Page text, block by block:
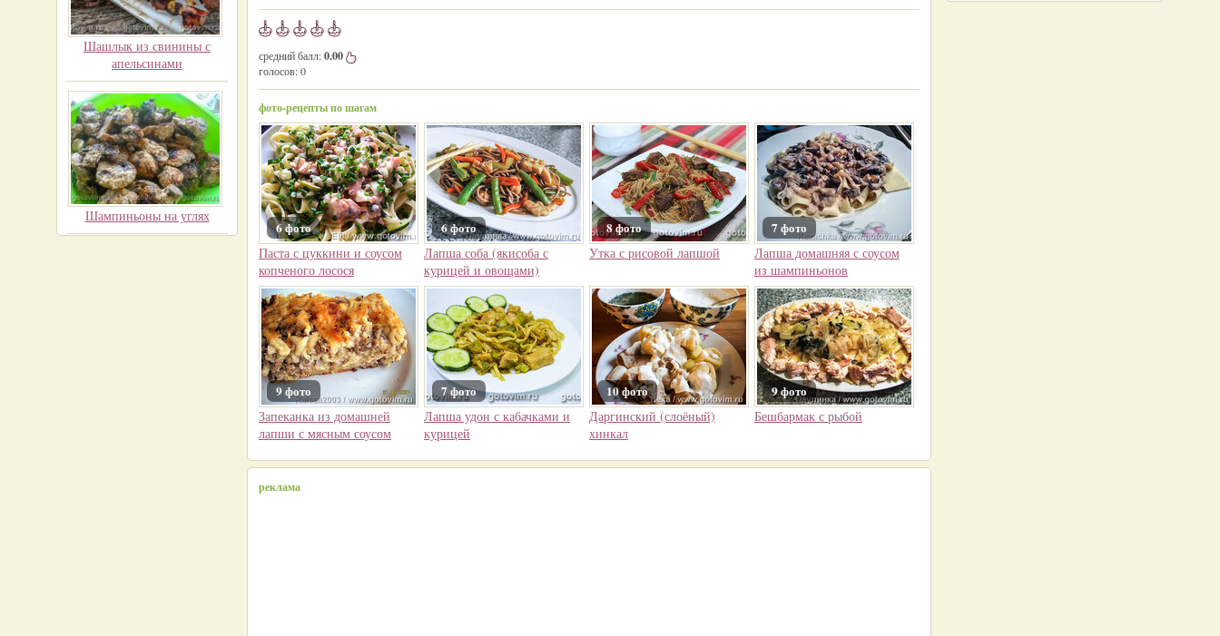
Шашлык из свинины с
апельсинами
Шампиньоны на углях
средний балл:0.00
голосов:0
фото-рецепты по шагам
6 фото
Паста с цуккини и соусом
копченого лосося
6 фото
Лапша соба (якисоба с
курицей и овощами)
8 фото
Утка с рисовой лапшой
7 фото
Лапша домашняя с соусом
из шампиньонов
9 фото
Запеканка из домашней
лапши с мясным соусом
7 фото
Лапша удон с кабачками и
курицей
10 фото
Даргинский (слоёный)
хинкал
9 фото
Бешбармак с рыбой
реклама